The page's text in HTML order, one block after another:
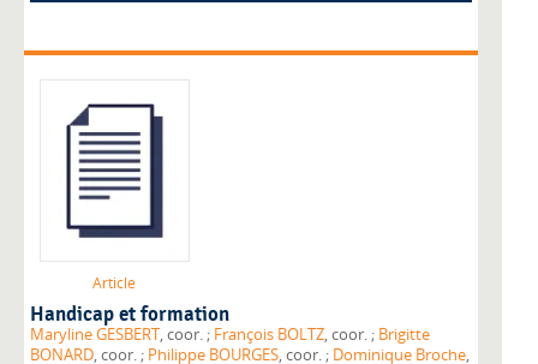
Article
Handicap et formation
Maryline GESBERT , coor. ; François BOLTZ , coor. ; Brigitte
BONARD
, coor. ; Philippe BOURGES , coor. ; Dominique Broche,